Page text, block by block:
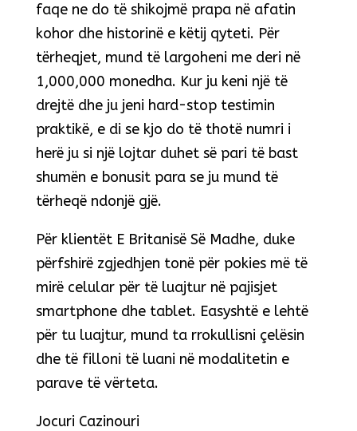
faqe ne do të shikojmë prapa në afatin
kohor dhe historinë e këtij qyteti. Për
tërheqjet, mund të largoheni me deri në
1,000,000 monedha. Kur ju keni një të
drejtë dhe ju jeni hard-stop testimin
praktikë, e di se kjo do të thotë numri i
herë ju si një lojtar duhet së pari të bast
shumën e bonusit para se ju mund të
tërheqë ndonjë gjë.
Për klientët E Britanisë Së Madhe, duke
përfshirë zgjedhjen tonë për pokies më të
mirë celular për të luajtur në pajisjet
smartphone dhe tablet. Easyshtë e lehtë
për tu luajtur, mund ta rrokullisni çelësin
dhe të filloni të luani në modalitetin e
parave të vërteta.
Jocuri Cazinouri